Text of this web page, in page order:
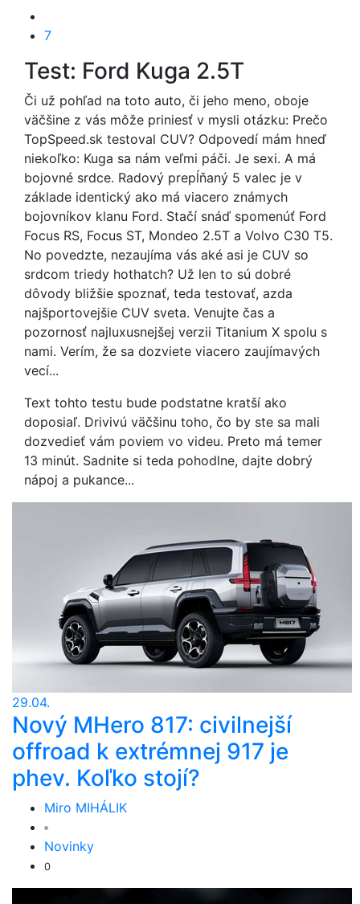
7
Test: Ford Kuga 2.5T
Či už pohľad na toto auto, či jeho meno, oboje
väčšine z vás môže priniesť v mysli otázku: Prečo
TopSpeed.sk testoval CUV? Odpovedí mám hneď
niekoľko: Kuga sa nám veľmi páči. Je sexi. A má
bojovné srdce. Radový prepĺňaný 5 valec je v
základe identický ako má viacero známych
bojovníkov klanu Ford. Stačí snáď spomenúť Ford
Focus RS, Focus ST, Mondeo 2.5T a Volvo C30 T5.
No povedzte, nezaujíma vás aké asi je CUV so
srdcom triedy hothatch? Už len to sú dobré
dôvody bližšie spoznať, teda testovať, azda
najšportovejšie CUV sveta. Venujte čas a
pozornosť najluxusnejšej verzii Titanium X spolu s
nami. Verím, že sa dozviete viacero zaujímavých
vecí...
Text tohto testu bude podstatne kratší ako
doposiaľ. Drivivú väčšinu toho, čo by ste sa mali
dozvedieť vám poviem vo videu. Preto má temer
13 minút. Sadnite si teda pohodlne, dajte dobrý
nápoj a pukance...
29.04.
Nový MHero 817: civilnejší
offroad k extrémnej 917 je
phev. Koľko stojí?
Miro MIHÁLIK
Novinky
0